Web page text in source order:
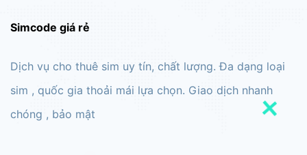
Simcode giá rẻ
Dịch vụ cho thuê sim uy tín, chất lượng. Đa dạng loại
sim , quốc gia thoải mái lựa chọn. Giao dịch nhanh
chóng , bảo mật